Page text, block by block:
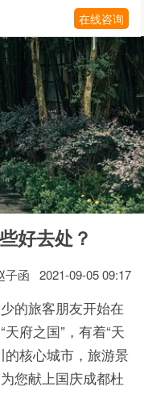
在线咨询
好去处？
子函 2021-09-05 09:17
的旅客朋友开始在
府之国”，有着“天
的核心城市，旅游景
您献上国庆成都杜